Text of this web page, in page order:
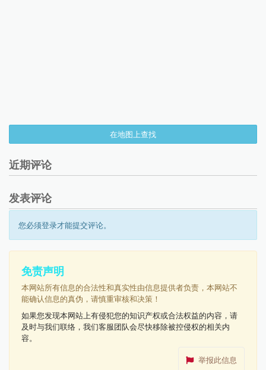
在地图上查找
近期评论
发表评论
您必须登录才能提交评论。
免责声明
本网站所有信息的合法性和真实性由信息提供者负责，本网站不
能确认信息的真伪，请慎重审核和决策！
如果您发现本网站上有侵犯您的知识产权或合法权益的内容，请
及时与我们联络，我们客服团队会尽快移除被控侵权的相关内
容。
举报此信息